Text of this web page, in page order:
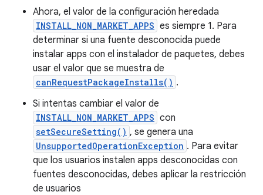
Ahora, el valor de la configuración heredada
INSTALL_NON_MARKET_APPS es siempre 1. Para
determinar si una fuente desconocida puede
instalar apps con el instalador de paquetes, debes
usar el valor que se muestra de
canRequestPackageInstalls() .
Si intentas cambiar el valor de
INSTALL_NON_MARKET_APPS con
setSecureSetting() , se genera una
UnsupportedOperationException . Para evitar
que los usuarios instalen apps desconocidas con
fuentes desconocidas, debes aplicar la restricción
de usuarios